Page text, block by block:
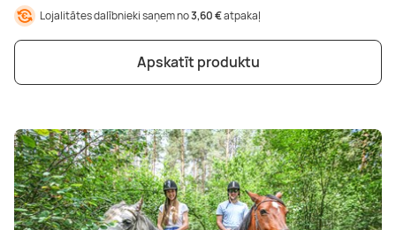
Lojalitātes dalībnieki saņem no3,60 €atpakaļ
Apskatīt produktu